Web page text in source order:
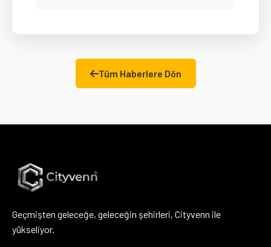
Tüm Haberlere Dön
Geçmişten geleceğe, geleceğin şehirleri, Cityvenn ile
yükseliyor.